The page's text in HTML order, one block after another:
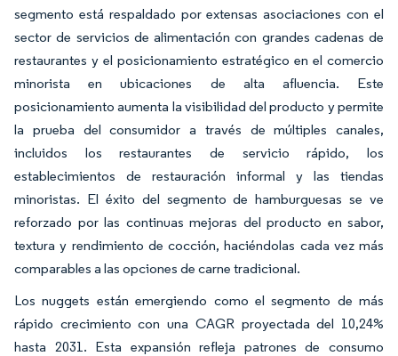
segmento está respaldado por extensas asociaciones con el
sector de servicios de alimentación con grandes cadenas de
restaurantes y el posicionamiento estratégico en el comercio
minorista en ubicaciones de alta afluencia. Este
posicionamiento aumenta la visibilidad del producto y permite
la prueba del consumidor a través de múltiples canales,
incluidos los restaurantes de servicio rápido, los
establecimientos de restauración informal y las tiendas
minoristas. El éxito del segmento de hamburguesas se ve
reforzado por las continuas mejoras del producto en sabor,
textura y rendimiento de cocción, haciéndolas cada vez más
comparables a las opciones de carne tradicional.
Los nuggets están emergiendo como el segmento de más
rápido crecimiento con una CAGR proyectada del 10,24%
hasta 2031. Esta expansión refleja patrones de consumo